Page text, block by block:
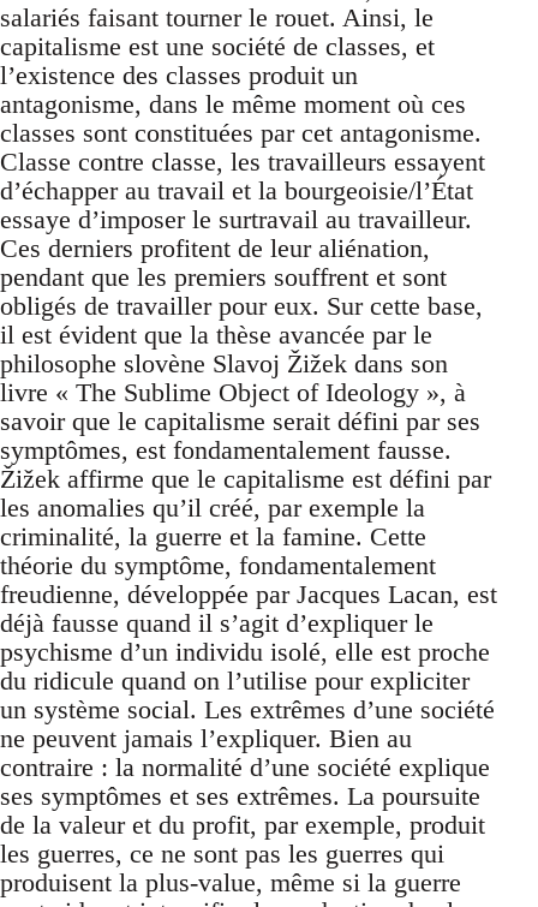
salariés faisant tourner le rouet. Ainsi, le
capitalisme est une société de classes, et
l’existence des classes produit un
antagonisme, dans le même moment où ces
classes sont constituées par cet antagonisme.
Classe contre classe, les travailleurs essayent
d’échapper au travail et la bourgeoisie/l’État
essaye d’imposer le surtravail au travailleur.
Ces derniers profitent de leur aliénation,
pendant que les premiers souffrent et sont
obligés de travailler pour eux. Sur cette base,
il est évident que la thèse avancée par le
philosophe slovène Slavoj Žižek dans son
livre « The Sublime Object of Ideology », à
savoir que le capitalisme serait défini par ses
symptômes, est fondamentalement fausse.
Žižek affirme que le capitalisme est défini par
les anomalies qu’il créé, par exemple la
criminalité, la guerre et la famine. Cette
théorie du symptôme, fondamentalement
freudienne, développée par Jacques Lacan, est
déjà fausse quand il s’agit d’expliquer le
psychisme d’un individu isolé, elle est proche
du ridicule quand on l’utilise pour expliciter
un système social. Les extrêmes d’une société
ne peuvent jamais l’expliquer. Bien au
contraire : la normalité d’une société explique
ses symptômes et ses extrêmes. La poursuite
de la valeur et du profit, par exemple, produit
les guerres, ce ne sont pas les guerres qui
produisent la plus-value, même si la guerre